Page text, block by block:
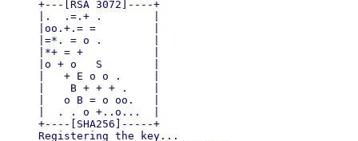
+---[RSA 3072]----+
|.  .=.+ .        |
|oo.+.= =         |
|=*. = o .        |
|*+ = +           |
|o + o   S        |
|   + E o o .     |
|    B + + + .    |
|   o B = o oo.   |
|  . . o +..o...  |
+----[SHA256]-----+
Registering the key...